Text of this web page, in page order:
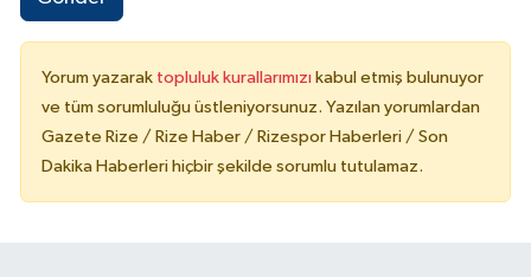
Yorum yazarak topluluk kurallarımızı kabul etmiş bulunuyor
ve tüm sorumluluğu üstleniyorsunuz. Yazılan yorumlardan
Gazete Rize / Rize Haber / Rizespor Haberleri / Son
Dakika Haberleri hiçbir şekilde sorumlu tutulamaz.